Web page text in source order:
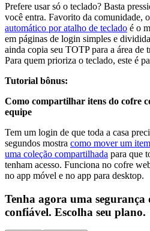
Prefere usar só o teclado? Basta
você entra. Favorito da comunidade, o
automático por atalho de teclado é o
em páginas de login simples e
ainda copia seu TOTP para a área de
Para quem prioriza o teclado, este é
Tutorial bônus:
Como compartilhar itens do cofre
equipe
Tem um login de que toda a casa
segundos mostra como mover um
uma coleção compartilhada para que
tenham acesso. Funciona no cofre
no app móvel e no app para desktop.
Tenha agora uma segurança
confiável. Escolha seu plano.